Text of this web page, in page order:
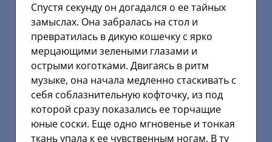
Спустя секунду он догадался о ее тайных
замыслах. Она забралась на стол и
превратилась в дикую кошечку с ярко
мерцающими зелеными глазами и
острыми коготками. Двигаясь в ритм
музыке, она начала медленно стаскивать с
себя соблазнительную кофточку, из под
которой сразу показались ее торчащие
юные соски. Еще одно мгновенье и тонкая
ткань упала к ее чувственным ногам. В ту